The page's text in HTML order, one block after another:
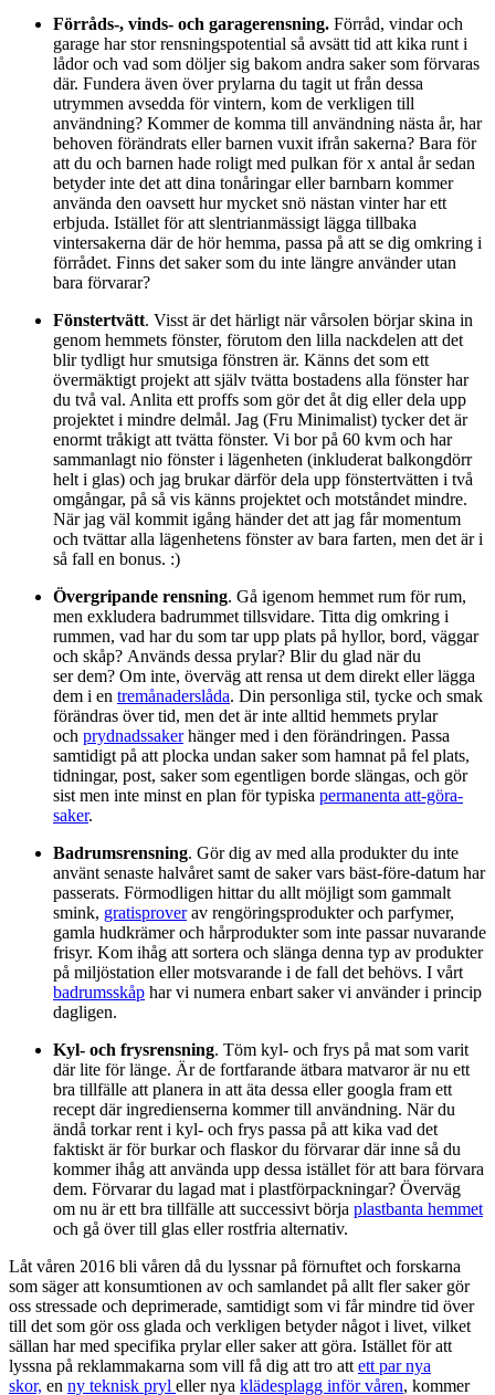
Förråds-, vinds- och garagerensning. Förråd, vindar och
garage har stor rensningspotential så avsätt tid att kika runt i
lådor och vad som döljer sig bakom andra saker som förvaras
där. Fundera även över prylarna du tagit ut från dessa
utrymmen avsedda för vintern, kom de verkligen till
användning? Kommer de komma till användning nästa år, har
behoven förändrats eller barnen vuxit ifrån sakerna? Bara för
att du och barnen hade roligt med pulkan för x antal år sedan
betyder inte det att dina tonåringar eller barnbarn kommer
använda den oavsett hur mycket snö nästan vinter har ett
erbjuda. Istället för att slentrianmässigt lägga tillbaka
vintersakerna där de hör hemma, passa på att se dig omkring i
förrådet. Finns det saker som du inte längre använder utan
bara förvarar?
Fönstertvätt. Visst är det härligt när vårsolen börjar skina in
genom hemmets fönster, förutom den lilla nackdelen att det
blir tydligt hur smutsiga fönstren är. Känns det som ett
övermäktigt projekt att själv tvätta bostadens alla fönster har
du två val. Anlita ett proffs som gör det åt dig eller dela upp
projektet i mindre delmål. Jag (Fru Minimalist) tycker det är
enormt tråkigt att tvätta fönster. Vi bor på 60 kvm och har
sammanlagt nio fönster i lägenheten (inkluderat balkongdörr
helt i glas) och jag brukar därför dela upp fönstertvätten i två
omgångar, på så vis känns projektet och motståndet mindre.
När jag väl kommit igång händer det att jag får momentum
och tvättar alla lägenhetens fönster av bara farten, men det är i
så fall en bonus. :)
Övergripande rensning. Gå igenom hemmet rum för rum,
men exkludera badrummet tillsvidare. Titta dig omkring i
rummen, vad har du som tar upp plats på hyllor, bord, väggar
och skåp? Används dessa prylar? Blir du glad när du
ser dem? Om inte, överväg att rensa ut dem direkt eller lägga
dem i en tremånaderslåda. Din personliga stil, tycke och smak
förändras över tid, men det är inte alltid hemmets prylar
och prydnadssakerhänger med i den förändringen. Passa
samtidigt på att plocka undan saker som hamnat på fel plats,
tidningar, post, saker som egentligen borde slängas, och gör
sist men inte minst en plan för typiska permanenta att-göra-
saker.
Badrumsrensning. Gör dig av med alla produkter du inte
använt senaste halvåret samt de saker vars bäst-före-datum har
passerats. Förmodligen hittar du allt möjligt som gammalt
smink, gratisproverav rengöringsprodukter och parfymer,
gamla hudkrämer och hårprodukter som inte passar nuvarande
frisyr. Kom ihåg att sortera och slänga denna typ av produkter
på miljöstation eller motsvarande i de fall det behövs. I vårt
badrumsskåp har vi numera enbart saker vi använder i princip
dagligen.
Kyl- och frysrensning. Töm kyl- och frys på mat som varit
där lite för länge. Är de fortfarande ätbara matvaror är nu ett
bra tillfälle att planera in att äta dessa eller googla fram ett
recept där ingredienserna kommer till användning. När du
ändå torkar rent i kyl- och frys passa på att kika vad det
faktiskt är för burkar och flaskor du förvarar där inne så du
kommer ihåg att använda upp dessa istället för att bara förvara
dem. Förvarar du lagad mat i plastförpackningar? Överväg
om nu är ett bra tillfälle att successivt börja plastbanta hemmet
och gå över till glas eller rostfria alternativ.
Låt våren 2016 bli våren då du lyssnar på förnuftet och forskarna
som säger att konsumtionen av och samlandet på allt fler saker gör
oss stressade och deprimerade, samtidigt som vi får mindre tid över
till det som gör oss glada och verkligen betyder något i livet, vilket
sällan har med specifika prylar eller saker att göra. Istället för att
lyssna på reklammakarna som vill få dig att tro att ett par nya
skor, en ny teknisk pryl eller nya klädesplagg inför våren, kommer